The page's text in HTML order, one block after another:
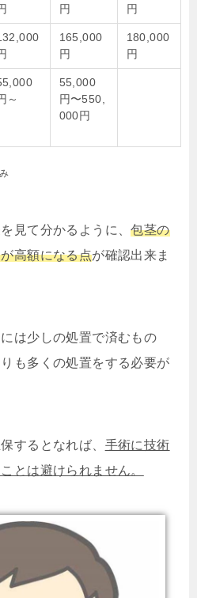
円
円
165,000
円
180,000
円
～
55,000
円〜550,
000円
見て分かるように、包茎の
高額になる点が確認出来ま
は少しの処置で済むもの
も多くの処置をする必要が
するとなれば、 手術に技術
とは避けられません。